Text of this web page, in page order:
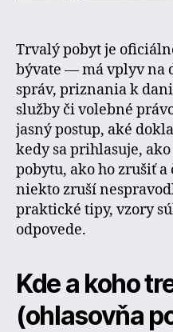
Trvalý pobyt je
bývate — má vplyv na
správ, priznania k
služby či volebné
jasný postup, aké
kedy sa prihlasuje,
pobytu, ako ho zrušiť
niekto zruší
praktické tipy, vzory
odpovede.
Kde a koho
(ohlasovňa